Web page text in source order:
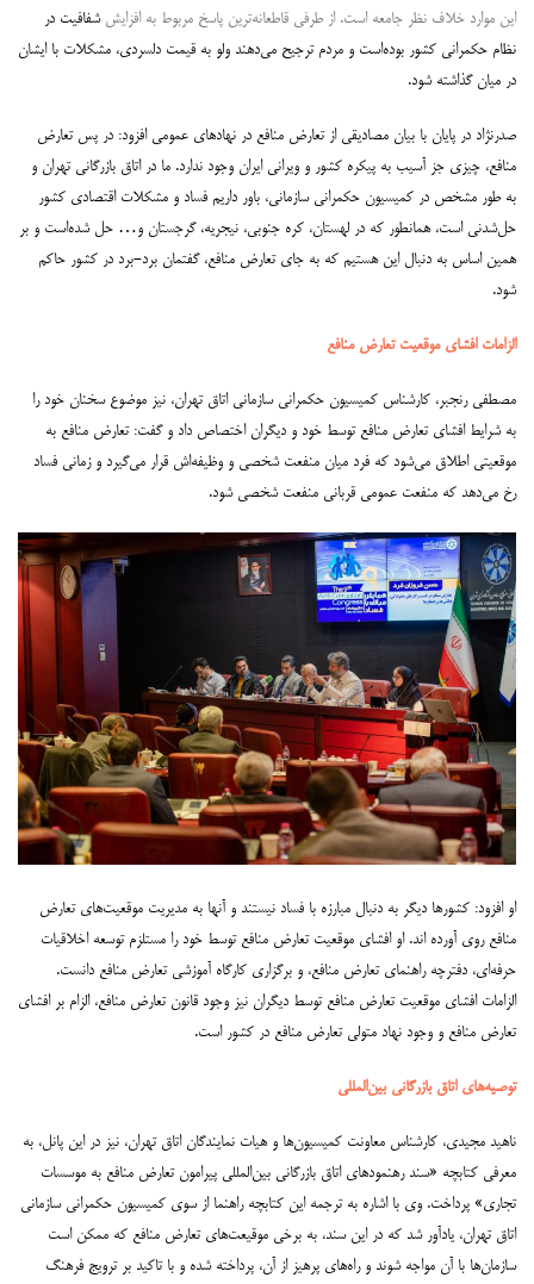
این موارد خلاف نظر جامعه است. از طرفی قاطعانه‌ترین پاسخ مربوط به افزایش شفافیت در
نظام حکمرانی کشور بوده‌است و مردم ترجیح می‌دهند ولو به قیمت دلسردی، مشکلات با ایشان
در میان گذاشته شود.
صدرنژاد در پایان با بیان مصادیقی از تعارض منافع در نهادهای عمومی افزود: در پس تعارض
منافع، چیزی جز آسیب به پیکره کشور و ویرانی ایران وجود ندارد. ما در اتاق بازرگانی تهران و
به طور مشخص در کمیسیون حکمرانی سازمانی، باور داریم فساد و مشکلات اقتصادی کشور
حل‌شدنی است، همانطور که در لهستان، کره جنوبی، نیجریه، گرجستان و… حل شده‌است و بر
همین اساس به دنبال این هستیم که به جای تعارض منافع، گفتمان برد-برد در کشور حاکم
شود.
الزامات افشای موقعیت تعارض منافع
مصطفی رنجبر، کارشناس کمیسیون حکمرانی سازمانی اتاق تهران، نیز موضوع سخنان خود را
به شرایط افشای تعارض منافع توسط خود و دیگران اختصاص داد و گفت: تعارض منافع به
موقعیتی اطلاق می‌شود که فرد میان منفعت شخصی و وظیفه‌اش قرار می‌گیرد و زمانی فساد
رخ ‌می‌دهد که منفعت عمومی قربانی منفعت شخصی شود.
او افزود: کشورها دیگر به دنبال مبارزه با فساد نیستند و آنها به مدیریت موقعیت‌های تعارض
منافع روی آورده اند. او افشای موقعیت تعارض منافع توسط خود را مستلزم توسعه اخلاقیات
حرفه‌ای، دفترچه راهنمای تعارض منافع، و برگزاری کارگاه آموزشی تعارض منافع دانست.
الزامات افشای موقعیت تعارض منافع توسط دیگران نیز وجود قانون تعارض منافع، الزام بر افشای
تعارض منافع و وجود نهاد متولی تعارض منافع در کشور است.
توصیه‌های اتاق بازرگانی بین‌المللی
ناهید مجیدی، کارشناس معاونت کمیسیون‌ها و هیات نمایندگان اتاق تهران، نیز در این پانل، به
معرفی کتابچه «سند رهنمودهای اتاق بازرگانی بین‌المللی پیرامون تعارض منافع به موسسات
تجاری» پرداخت. وی با اشاره به ترجمه این کتابچه راهنما از سوی کمیسیون حکمرانی سازمانی
اتاق تهران، یادآور شد که در این سند، به برخی موقیعت‌های تعارض منافع که ممکن است
سازمان‌ها با آن مواجه شوند و راه‌های پرهیز از آن، پرداخته شده و با تاکید بر ترویج فرهنگ